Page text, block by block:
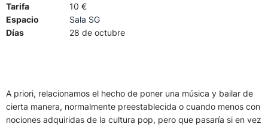
Tarifa
10 €
Espacio
Sala SG
Días
28 de octubre
A priori, relacionamos el hecho de poner una música y bailar de
cierta manera, normalmente preestablecida o cuando menos con
nociones adquiridas de la cultura pop, pero que pasaría si en vez